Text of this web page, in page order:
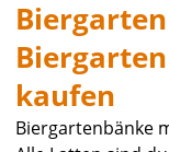
kaufen
Biergartenbänke